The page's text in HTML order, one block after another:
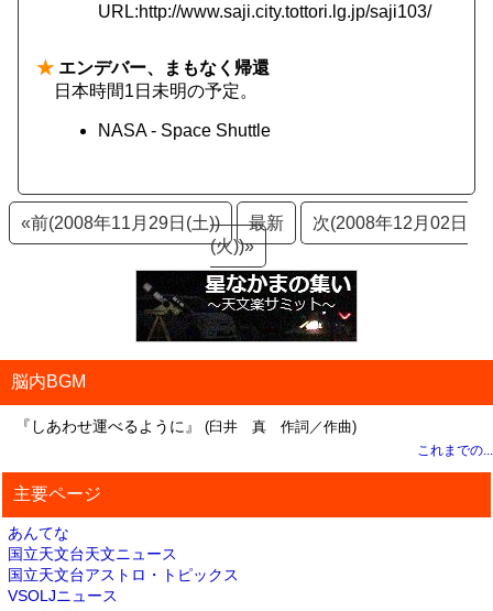
URL:http://www.saji.city.tottori.lg.jp/saji103/
★ エンデバー、まもなく帰還
日本時間1日未明の予定。
NASA - Space Shuttle
«前(2008年11月29日(土)) 最新
次(2008年12月02日
(火))»
脳内BGM
『しあわせ運べるように』 (臼井 真 作詞／作曲)
これまでの...
主要ページ
あんてな
国立天文台天文ニュース
国立天文台アストロ・トピックス
VSOLJニュース